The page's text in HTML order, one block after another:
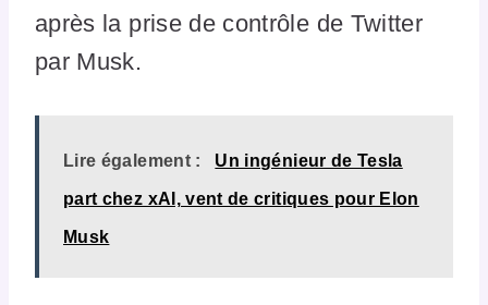
après la prise de contrôle de Twitter
par Musk.
Lire également : Un ingénieur de Tesla
part chez xAI, vent de critiques pour Elon
Musk